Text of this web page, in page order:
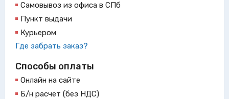
Самовывоз из офиса в СПб
Пункт выдачи
Курьером
Где забрать заказ?
Способы оплаты
Онлайн на сайте
Б/н расчет (без НДС)